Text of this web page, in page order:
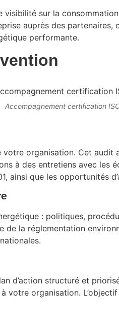
sur la
auprès des
performante.
Accompagnement certification
organisation. Cet
à des entretiens avec
ainsi que les opportunités
: politiques,
la réglementation
d’action structuré et
votre organisation.